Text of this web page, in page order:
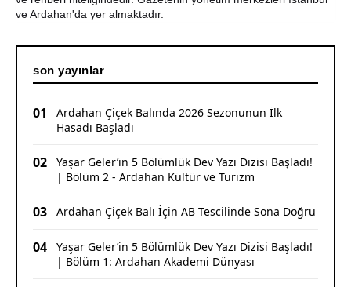
ve Ardahan'da yer almaktadır.
son yayınlar
01
Ardahan Çiçek Balında 2026 Sezonunun İlk
Hasadı Başladı
02
Yaşar Geler’in 5 Bölümlük Dev Yazı Dizisi Başladı!
| Bölüm 2 - Ardahan Kültür ve Turizm
03 Ardahan Çiçek Balı İçin AB Tescilinde Sona Doğru
04
Yaşar Geler’in 5 Bölümlük Dev Yazı Dizisi Başladı!
| Bölüm 1: Ardahan Akademi Dünyası